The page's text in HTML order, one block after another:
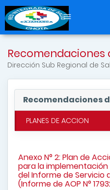
Recomendaciones
Dirección Sub Regional de
Recomendaciones
PLANES DE ACCION
Anexo N° 2: Plan de
para la
del Informe de Servicio
(Informe de AOP N°